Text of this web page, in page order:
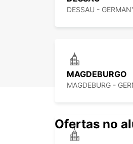
DESSAU -
MAGDEBURGO
MAGDEBURG -
Ofertas no